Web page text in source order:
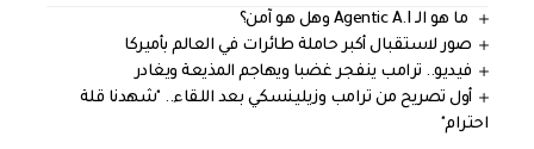
ما هو الـ Agentic A.I وهل هو آمن؟
صور لاستقبال أكبر حاملة طائرات في العالم بأميركا
فيديو.. ترامب ينفجر غضبا ويهاجم المذيعة ويغادر
أول تصريح من ترامب وزيلينسكي بعد اللقاء.. "شهدنا قلة
احترام"